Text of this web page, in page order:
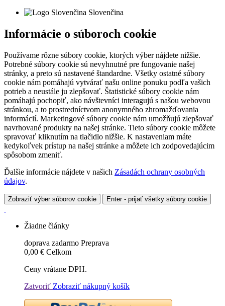
Slovenčina
Informácie o súboroch cookie
Používame rôzne súbory cookie, ktorých výber nájdete nižšie.
Potrebné súbory cookie sú nevyhnutné pre fungovanie našej
stránky, a preto sú nastavené štandardne. Všetky ostatné súbory
cookie nám pomáhajú vytvárať našu online ponuku podľa vašich
potrieb a neustále ju zlepšovať. Štatistické súbory cookie nám
pomáhajú pochopiť, ako návštevníci interagujú s našou webovou
stránkou, a to prostredníctvom anonymného zhromažďovania
informácií. Marketingové súbory cookie nám umožňujú zlepšovať
navrhované produkty na našej stránke. Tieto súbory cookie môžete
spravovať kliknutím na tlačidlo nižšie. K nastaveniam máte
kedykoľvek prístup na našej stránke a môžete ich zodpovedajúcim
spôsobom zmeniť.
Ďalšie informácie nájdete v našich Zásadách ochrany osobných
údajov.
Zobraziť výber súborov cookie Enter - prijať všetky súbory cookie
Žiadne články
doprava zadarmo Preprava
0,00 € Celkom
Ceny vrátane DPH.
Zatvoriť Zobraziť nákupný košík